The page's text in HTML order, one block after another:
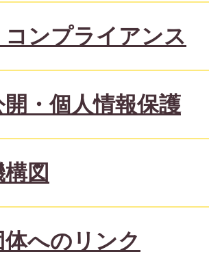
コンプライアンス
・個人情報保護
図
体へのリンク